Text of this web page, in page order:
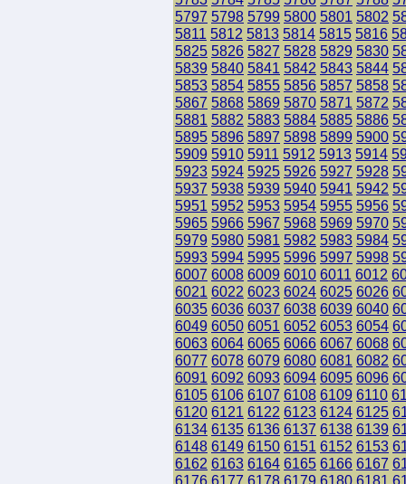
5797 5798 5799 5800 5801 5802
5811 5812 5813 5814 5815 5816
5825 5826 5827 5828 5829 5830
5839 5840 5841 5842 5843 5844
5853 5854 5855 5856 5857 5858
5867 5868 5869 5870 5871 5872
5881 5882 5883 5884 5885 5886
5895 5896 5897 5898 5899 5900
5909 5910 5911 5912 5913 5914
5923 5924 5925 5926 5927 5928
5937 5938 5939 5940 5941 5942
5951 5952 5953 5954 5955 5956
5965 5966 5967 5968 5969 5970
5979 5980 5981 5982 5983 5984
5993 5994 5995 5996 5997 5998
6007 6008 6009 6010 6011 6012
6021 6022 6023 6024 6025 6026
6035 6036 6037 6038 6039 6040
6049 6050 6051 6052 6053 6054
6063 6064 6065 6066 6067 6068
6077 6078 6079 6080 6081 6082
6091 6092 6093 6094 6095 6096
6105 6106 6107 6108 6109 6110
6120 6121 6122 6123 6124 6125
6134 6135 6136 6137 6138 6139
6148 6149 6150 6151 6152 6153
6162 6163 6164 6165 6166 6167
6176 6177 6178 6179 6180 6181